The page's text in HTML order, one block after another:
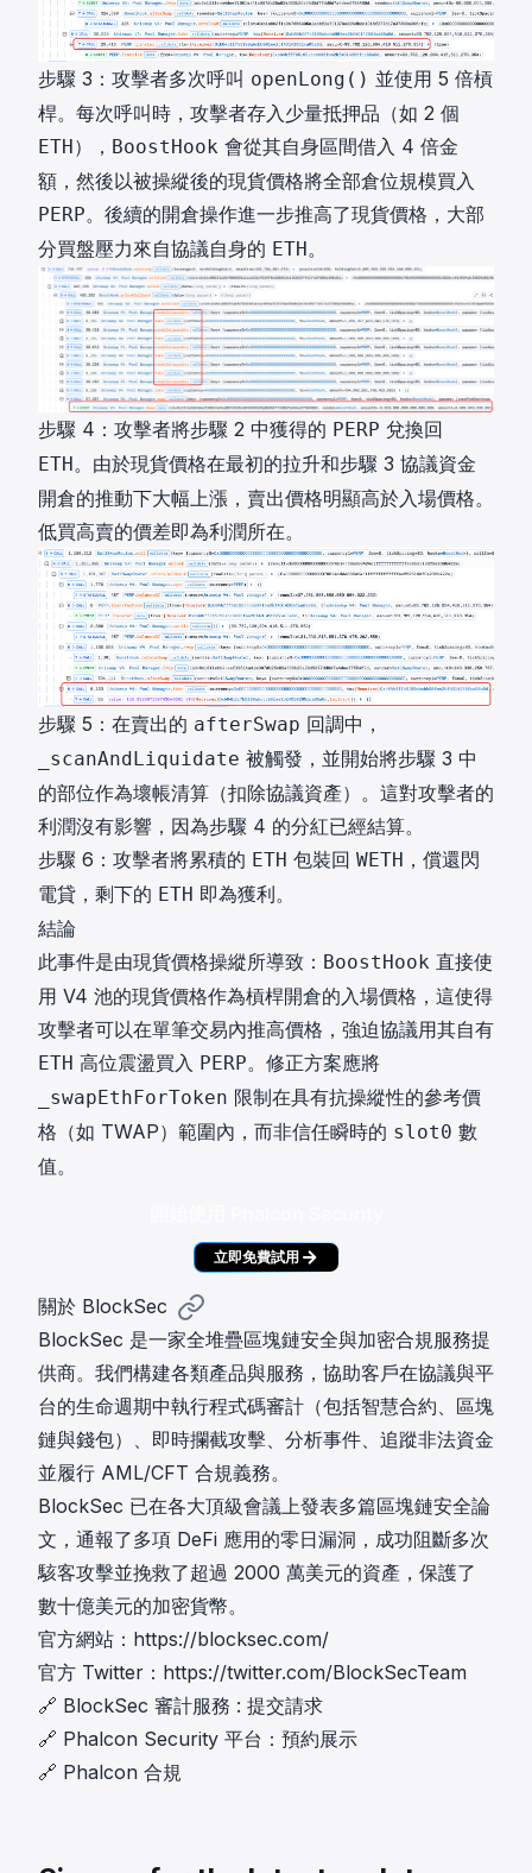
步驟 3：攻擊者多次呼叫 openLong() 並使用 5 倍槓
桿。每次呼叫時，攻擊者存入少量抵押品（如 2 個
ETH）， BoostHook 會從其自身區間借入 4 倍金
額，然後以被操縱後的現貨價格將全部倉位規模買入
PERP。後續的開倉操作進一步推高了現貨價格，大部
分買盤壓力來自協議自身的 ETH。
步驟 4：攻擊者將步驟 2 中獲得的 PERP 兌換回
ETH。由於現貨價格在最初的拉升和步驟 3 協議資金
開倉的推動下大幅上漲，賣出價格明顯高於入場價格。
低買高賣的價差即為利潤所在。
步驟 5：在賣出的 afterSwap 回調中，
_scanAndLiquidate 被觸發，並開始將步驟 3 中
的部位作為壞帳清算（扣除協議資產）。這對攻擊者的
利潤沒有影響，因為步驟 4 的分紅已經結算。
步驟 6：攻擊者將累積的 ETH 包裝回 WETH ，償還閃
電貸，剩下的 ETH 即為獲利。
結論
此事件是由現貨價格操縱所導致： BoostHook 直接使
用 V4 池的現貨價格作為槓桿開倉的入場價格，這使得
攻擊者可以在單筆交易內推高價格，強迫協議用其自有
ETH 高位震盪買入 PERP。修正方案應將
_swapEthForToken 限制在具有抗操縱性的參考價
格（如 TWAP）範圍內，而非信任瞬時的 slot0 數
值。
立即免費試用
關於 BlockSec
BlockSec 是一家全堆疊區塊鏈安全與加密合規服務提
供商。我們構建各類產品與服務，協助客戶在協議與平
台的生命週期中執行程式碼審計（包括智慧合約、區塊
鏈與錢包）、即時攔截攻擊、分析事件、追蹤非法資金
並履行 AML/CFT 合規義務。
BlockSec 已在各大頂級會議上發表多篇區塊鏈安全論
文，通報了多項 DeFi 應用的零日漏洞，成功阻斷多次
駭客攻擊並挽救了超過 2000 萬美元的資產，保護了
數十億美元的加密貨幣。
官方網站： https://blocksec.com/
官方 Twitter： https://twitter.com/BlockSecTeam
🔗 BlockSec 審計服務 : 提交請求
🔗 Phalcon Security 平台 ： 預約展示
🔗 Phalcon 合規